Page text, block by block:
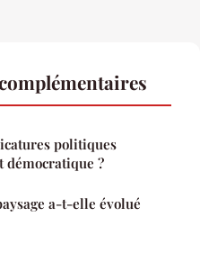
politiques
démocratique ?
a-t-elle évolué